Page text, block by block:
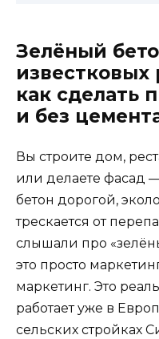
Зелёный
известковых
как сделать
и без
Вы строите дом,
или делаете фасад
бетон дорогой,
трескается от
слышали про
это просто
маркетинг. Это
работает уже в
сельских стройках